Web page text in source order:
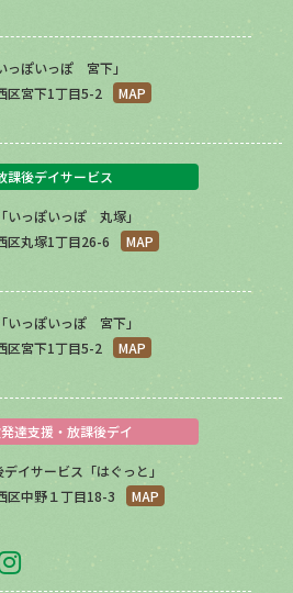
っぽいっぽ 宮下」
宮下1丁目5-2
MAP
課後デイサービス
いっぽいっぽ 丸塚」
丸塚1丁目26-6
MAP
いっぽいっぽ 宮下」
宮下1丁目5-2
MAP
達支援・放課後デイ
イサービス「はぐっと」
中野１丁目18-3
MAP